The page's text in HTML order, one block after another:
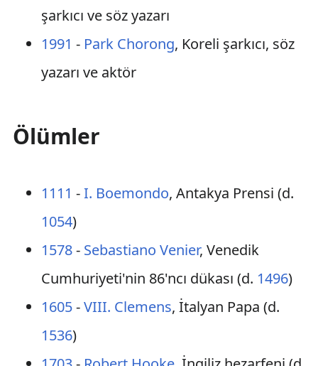
şarkıcı ve söz yazarı
1991 - Park Chorong, Koreli şarkıcı, söz
yazarı ve aktör
Ölümler
1111 -I. Boemondo, Antakya Prensi (d.
1054)
1578- Sebastiano Venier, Venedik
Cumhuriyeti'nin 86'ncı dükası (d. 1496)
1605-VIII. Clemens, İtalyan Papa (d.
1536)